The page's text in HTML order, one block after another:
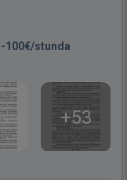
100€/stunda
+53